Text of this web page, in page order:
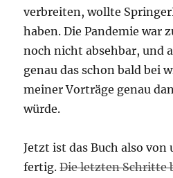
verbreiten, wollte
haben. Die Pandemie war
noch nicht absehbar, und
genau das schon bald bei
meiner Vorträge genau
würde.
Jetzt ist das Buch also von
fertig.Die letzten Schritte